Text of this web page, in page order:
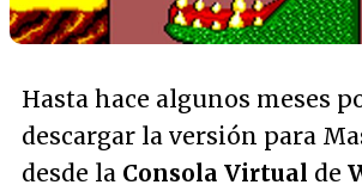
Hasta hace algunos meses
descargar la versión para
desde la Consola Virtual de